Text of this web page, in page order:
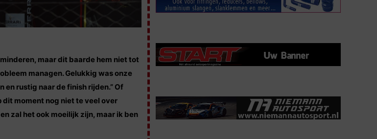
maar dit baarde hem niet tot
managen. Gelukkig was onze
rustig naar de finish rijden.” Of
moment nog niet te veel over
zal het ook moeilijk zijn, maar ik ben